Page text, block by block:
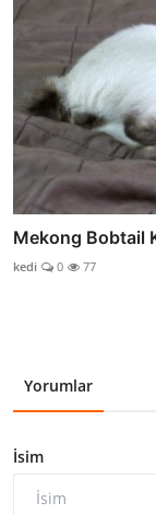
Mekong Bobtail
kedi 0 77
Yorumlar
İsim